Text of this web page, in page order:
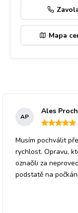
Mapa
AP
Ales
Musím pochválit
rychlost. Opravu,
označili za
podstatě na